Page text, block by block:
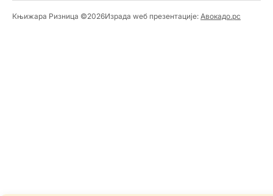
Књижара Ризница ©️2026Израда wеб презентације: Авокадо.рс